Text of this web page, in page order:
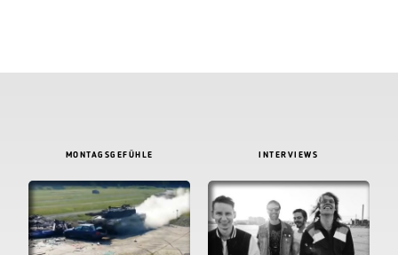
MONTAGSGEFÜHLE INTERVIEWS